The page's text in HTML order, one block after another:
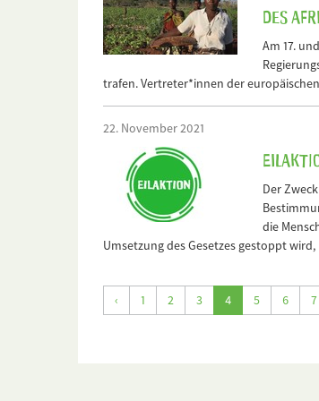
des
Am 17.
trafen. Vertreter*innen der
22. November 2021
Der
die
Umsetzung des Gesetzes gestoppt
‹ 1 2 3 4 5 6 7